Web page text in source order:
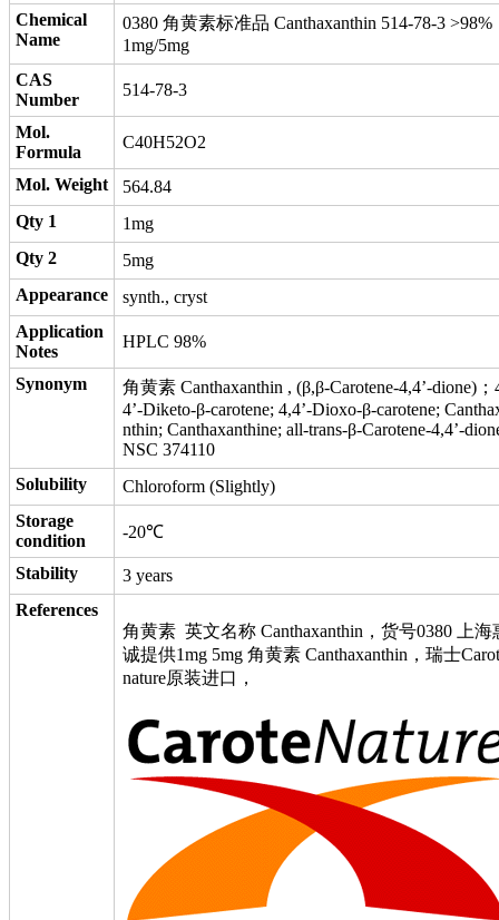
Chemical
Name
0380 角黄素标准品 Canthaxanthin 514-78-3 >98%
1mg/5mg
CAS
Number
514-78-3
Mol.
Formula
C40H52O2
Mol. Weight
564.84
Qty 1
1mg
Qty 2
5mg
Appearance
synth., cryst
Application
Notes
HPLC 98%
Synonym
角黄素 Canthaxanthin , (β,β‐Carotene‐4,4’‐dione)；
4’-Diketo-β-carotene; 4,4’-Dioxo-β-carotene;
nthin; Canthaxanthine; all-trans-β-Carotene-4,4’-
NSC 374110
Solubility
Chloroform (Slightly)
Storage
condition
-20℃
Stability
3 years
References
角黄素 英文名称 Canthaxanthin，货号0380 上海
诚提供1mg 5mg 角黄素 Canthaxanthin，瑞士
nature原装进口，